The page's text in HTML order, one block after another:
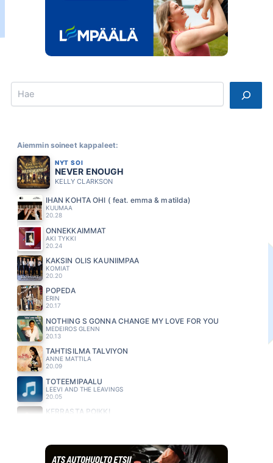
Search
Aiemmin soineet kappaleet:
NYT SOI
NEVER ENOUGH
KELLY CLARKSON
IHAN KOHTA OHI ( feat. emma & matilda)
KUUMAA
20.28
ONNEKKAIMMAT
AKI TYKKI
20.24
KAKSIN OLIS KAUNIIMPAA
KOMIAT
20.20
POPEDA
ERIN
20.17
NOTHING S GONNA CHANGE MY LOVE FOR YOU
MEDEIROS GLENN
20.13
TAHTISILMA TALVIYON
ANNE MATTILA
20.09
TOTEEMIPAALU
LEEVI AND THE LEAVINGS
20.05
KERRASTA POIKKI
J KARJALAINEN
19.58